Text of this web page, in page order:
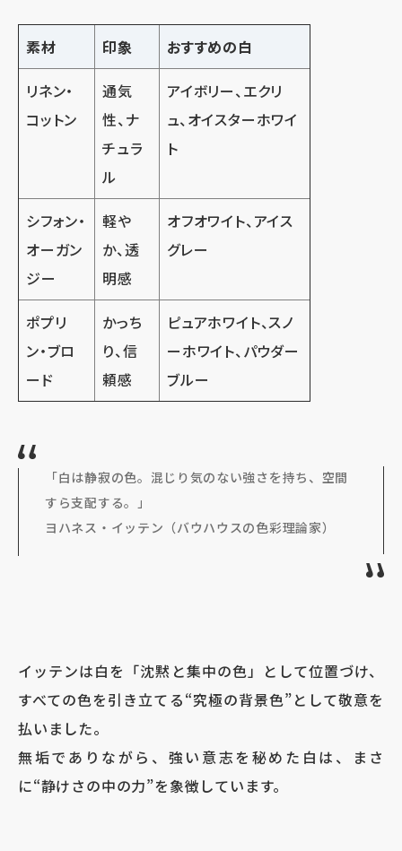
素材 印象 おすすめの白
リネン・
コットン
通気
性、ナ
チュラ
ル
アイボリー、エクリ
ュ、オイスターホワイ
ト
シフォン・
オーガン
ジー
軽や
か、透
明感
オフオワイト、アイス
グレー
ポプリ
ン・ブロ
ード
かっち
り、信
頼感
ピュアホワイト、スノ
ーホワイト、パウダー
ブルー
「白は静寂の色。混じり気のない強さを持ち、空間
すら支配する。」
ヨハネス・イッテン（バウハウスの色彩理論家）
イッテンは白を「沈黙と集中の色」として位置づけ、
すべての色を引き立てる“究極の背景色”として敬意を
払いました。
無垢でありながら、強い意志を秘めた白は、まさ
に“静けさの中の力”を象徴しています。